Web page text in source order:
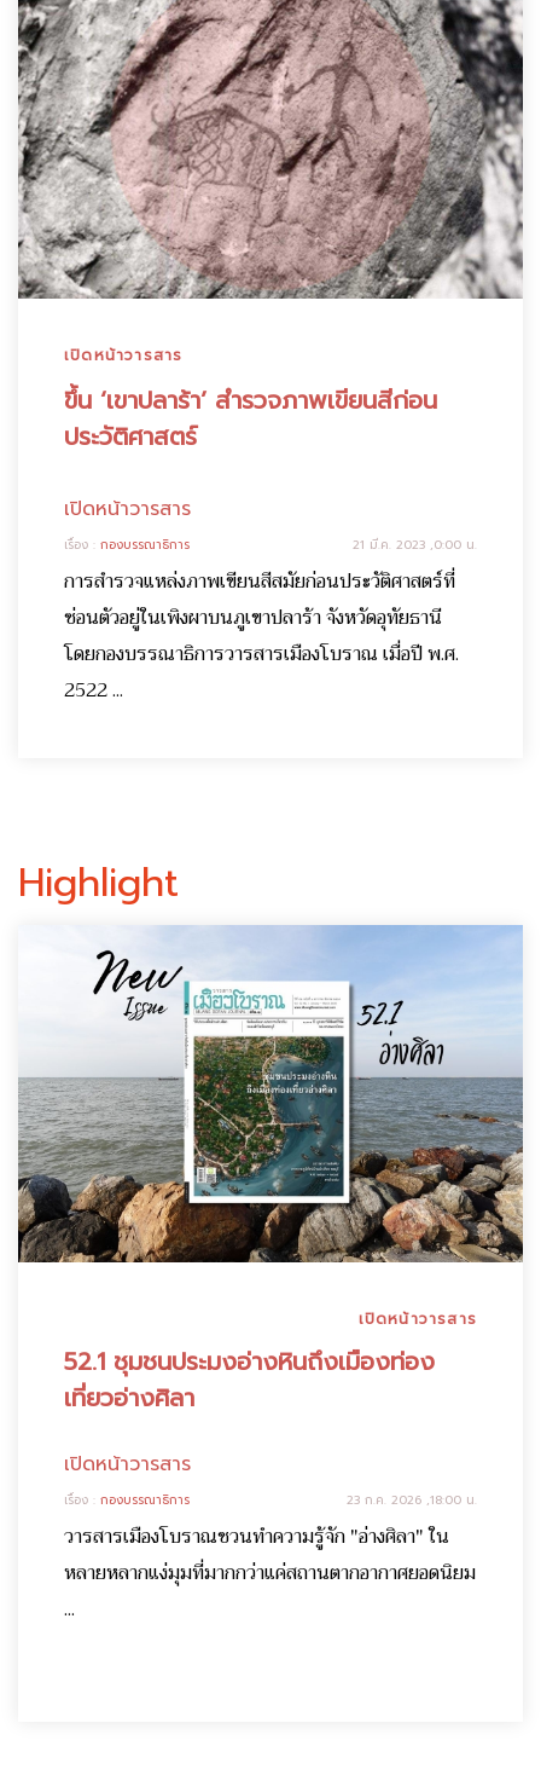
เปิดหน้าวารสาร
ขึ้น ‘เขาปลาร้า’ สำรวจภาพเขียนสีก่อน
ประวัติศาสตร์
เปิดหน้าวารสาร
เรื่อง : กองบรรณาธิการ 21 มี.ค. 2023 ,0:00 น.
การสำรวจแหล่งภาพเขียนสีสมัยก่อนประวัติศาสตร์ที่
ซ่อนตัวอยู่ในเพิงผาบนภูเขาปลาร้า จังหวัดอุทัยธานี
โดยกองบรรณาธิการวารสารเมืองโบราณ เมื่อปี พ.ศ.
2522 ...
Highlight
เปิดหน้าวารสาร
52.1 ชุมชนประมงอ่างหินถึงเมืองท่อง
เที่ยวอ่างศิลา
เปิดหน้าวารสาร
เรื่อง : กองบรรณาธิการ 23 ก.ค. 2026 ,18:00 น.
วารสารเมืองโบราณชวนทำความรู้จัก "อ่างศิลา" ใน
หลายหลากแง่มุมที่มากกว่าแค่สถานตากอากาศยอดนิยม
...